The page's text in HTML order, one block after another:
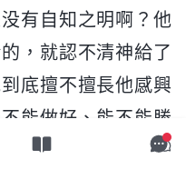
有自知之明啊？他
，就認不清神給了
底擅不擅長他感興
能做好、能不能勝
興趣愛好相關的工